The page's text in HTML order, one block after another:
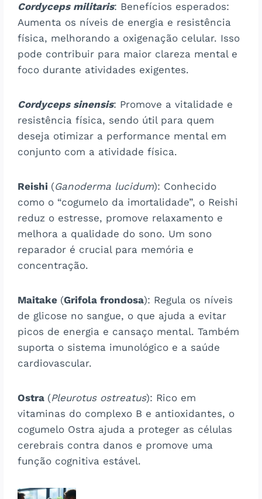
Cordyceps militaris: Benefícios esperados:
Aumenta os níveis de energia e resistência
física, melhorando a oxigenação celular. Isso
pode contribuir para maior clareza mental e
foco durante atividades exigentes.
Cordyceps sinensis: Promove a vitalidade e
resistência física, sendo útil para quem
deseja otimizar a performance mental em
conjunto com a atividade física.
Reishi (Ganoderma lucidum): Conhecido
como o “cogumelo da imortalidade”, o Reishi
reduz o estresse, promove relaxamento e
melhora a qualidade do sono. Um sono
reparador é crucial para memória e
concentração.
Maitake (Grifola frondosa): Regula os níveis
de glicose no sangue, o que ajuda a evitar
picos de energia e cansaço mental. Também
suporta o sistema imunológico e a saúde
cardiovascular.
Ostra (Pleurotus ostreatus): Rico em
vitaminas do complexo B e antioxidantes, o
cogumelo Ostra ajuda a proteger as células
cerebrais contra danos e promove uma
função cognitiva estável.